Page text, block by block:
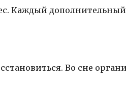
Каждый дополнительный
Во сне